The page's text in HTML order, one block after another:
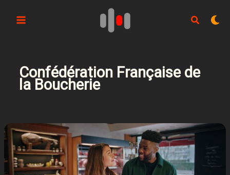
Confédération Française de
la Boucherie